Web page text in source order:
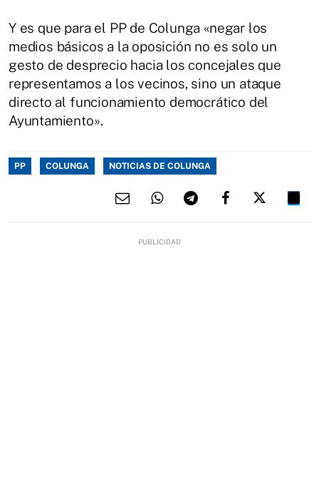
Y es que para el PP de Colunga «negar los
medios básicos a la oposición no es solo un
gesto de desprecio hacia los concejales que
representamos a los vecinos, sino un ataque
directo al funcionamiento democrático del
Ayuntamiento».
PP COLUNGA NOTICIAS DE COLUNGA